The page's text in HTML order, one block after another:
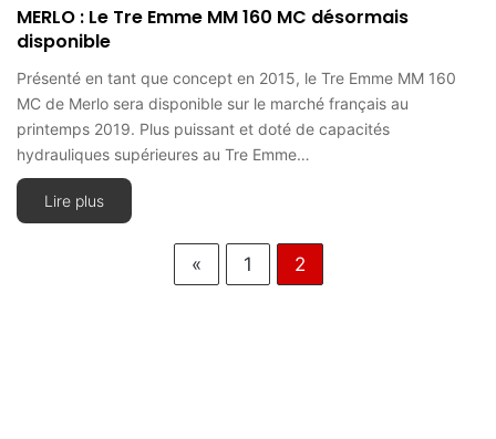
MERLO : Le Tre Emme MM 160 MC désormais
disponible
Présenté en tant que concept en 2015, le Tre Emme MM 160
MC de Merlo sera disponible sur le marché français au
printemps 2019. Plus puissant et doté de capacités
hydrauliques supérieures au Tre Emme…
Lire plus
« 1 2